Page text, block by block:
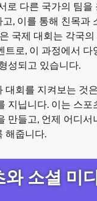
로 다른 국가의 팀
, 이를 통해 친목과
국제 대회는 각국의
트로, 이 과정에서 다
성되고 있습니다.
대회를 지켜보는 것
지닙니다. 이는 스포
만들고, 언제 어디서
해줍니다.
와 소셜 미